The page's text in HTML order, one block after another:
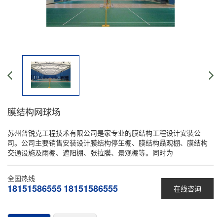
膜结构网球场
苏州普锐克工程技术有限公司是家专业的膜结构工程设计安裝公
司。公司主要销售安装设计膜结构停玍棚、膜结构贔观棚、膜结构
交通设施及雨棚、遮阳棚、张拉膜、景观棚等。同时为
在线咨询
全国热线
1815158655518151586555